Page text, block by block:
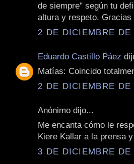
de siempre" según tu
altura y respeto. Gracias
2 DE DICIEMBRE
Eduardo Castillo Páez
Matías: Coincido
2 DE DICIEMBRE DE
Anónimo dijo...
Me encanta cómo le
Kiere Kallar a la prensa
3 DE DICIEMBRE